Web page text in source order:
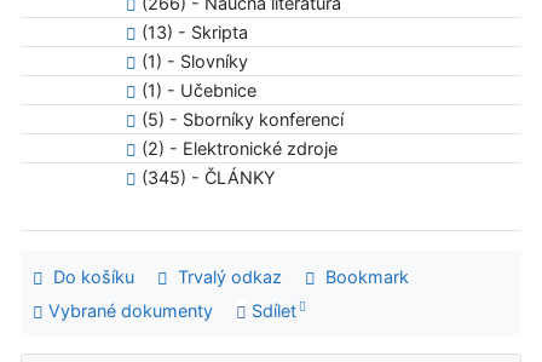
(13) - Skripta
(1) - Slovníky
(1) - Učebnice
(5) - Sborníky konferencí
(2) - Elektronické zdroje
(345) - ČLÁNKY
Do košíku Trvalý odkaz
Bookmark
Vybrané dokumenty
Sdílet